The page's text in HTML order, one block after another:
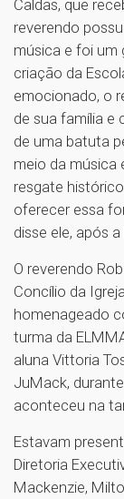
Caldas, que
reverendo
música e foi um
criação da
emocionado, o
de sua família e
de uma batuta
meio da música
resgate
oferecer essa
disse ele, após
O reverendo
Concílio da
homenageado
turma da
aluna Vittoria
JuMack,
aconteceu na
Estavam
Diretoria
Mackenzie,